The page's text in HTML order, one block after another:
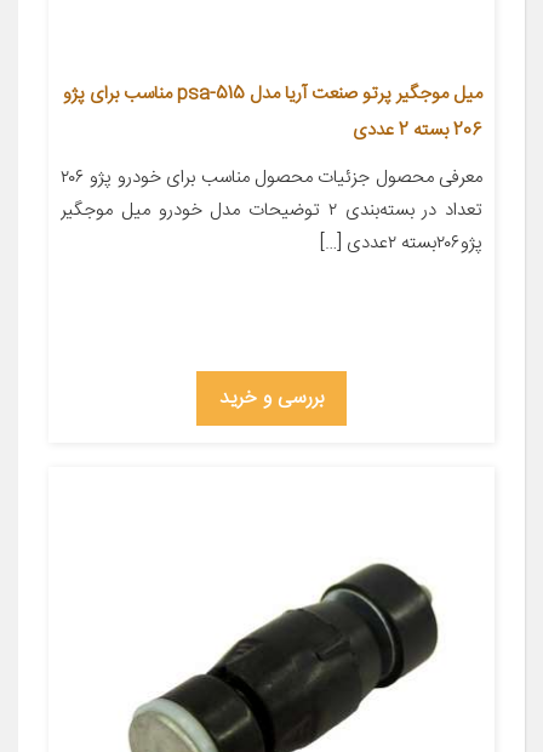
میل موجگیر پرتو صنعت آریا مدل psa-515 مناسب برای پژو
206 بسته 2 عددی
معرفی محصول جزئیات محصول مناسب برای خودرو پژو ۲۰۶
تعداد در بسته‌بندی ۲ توضیحات مدل خودرو میل موجگیر
پژو۲۰۶بسته ۲عددی […]
بررسی و خرید